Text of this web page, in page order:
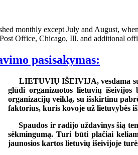
monthly except July and August, when
Office, Chicago, Ill. and additional
pasisakymas:
LIETUVIŲ IŠEIVIJA, vesdama
glūdi organizuotos lietuvių
organizacijų veiklą, su išskirtinu
faktorius, kuris kovoje už lietuvybės
Spaudos ir radijo uždavinys šią
sėkmingumą. Turi būti plačiai
jaunosios kartos lietuvių išeivijoje